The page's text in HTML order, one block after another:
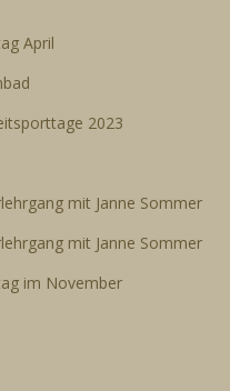
April
2023
mit Janne Sommer
mit Janne Sommer
im November